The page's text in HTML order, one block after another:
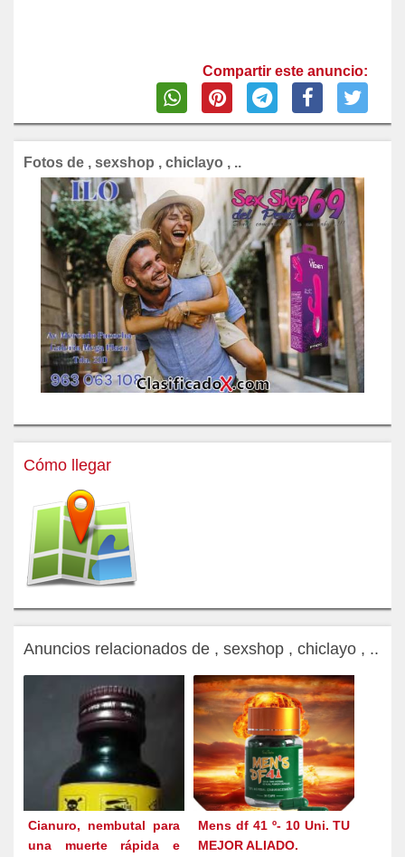
Compartir este anuncio:
Fotos de , sexshop , chiclayo , ..
Cómo llegar
Anuncios relacionados de , sexshop , chiclayo , ..
Cianuro, nembutal para
una muerte rápida e
Mens df 41 º- 10 Uni. TU
MEJOR ALIADO.